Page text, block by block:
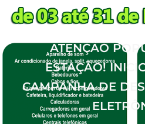
ATENÇÃO
ESTAÇÃO!
CAMPANHA DE